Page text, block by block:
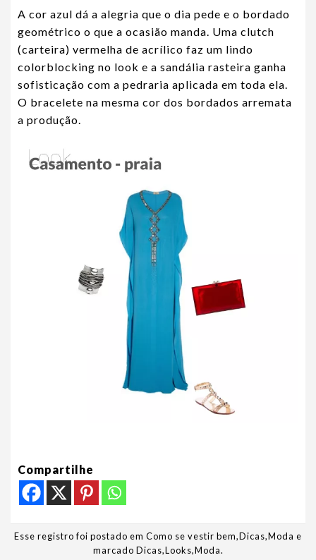
A cor azul dá a alegria que o dia pede e o bordado
geométrico o que a ocasião manda. Uma clutch
(carteira) vermelha de acrílico faz um lindo
colorblocking no look e a sandália rasteira ganha
sofisticação com a pedraria aplicada em toda ela.
O bracelete na mesma cor dos bordados arremata
a produção.
Compartilhe
Esse registro foi postado em Como se vestir bem,Dicas,Moda e
marcado Dicas,Looks,Moda.